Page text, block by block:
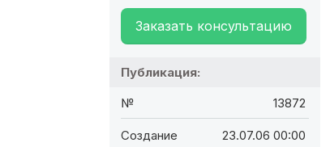
Заказать консультацию
Публикация:
№ 13872
Создание 23.07.06 00:00